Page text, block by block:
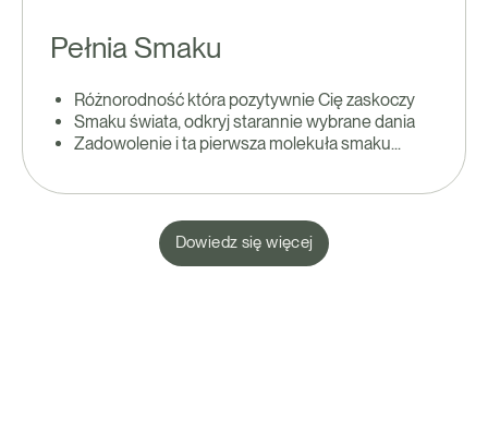
Pełnia Smaku
Różnorodność która pozytywnie Cię zaskoczy
Smaku świata, odkryj starannie wybrane dania
Zadowolenie i ta pierwsza molekuła smaku...
Dowiedz się więcej